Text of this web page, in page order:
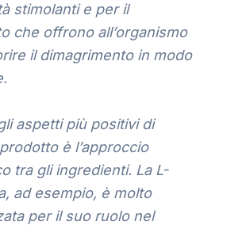
stimolanti e per il
che offrono all’organismo
il dimagrimento in modo
aspetti più positivi di
è l’approccio
tra gli ingredienti. La L-
ad esempio, è molto
per il suo ruolo nel